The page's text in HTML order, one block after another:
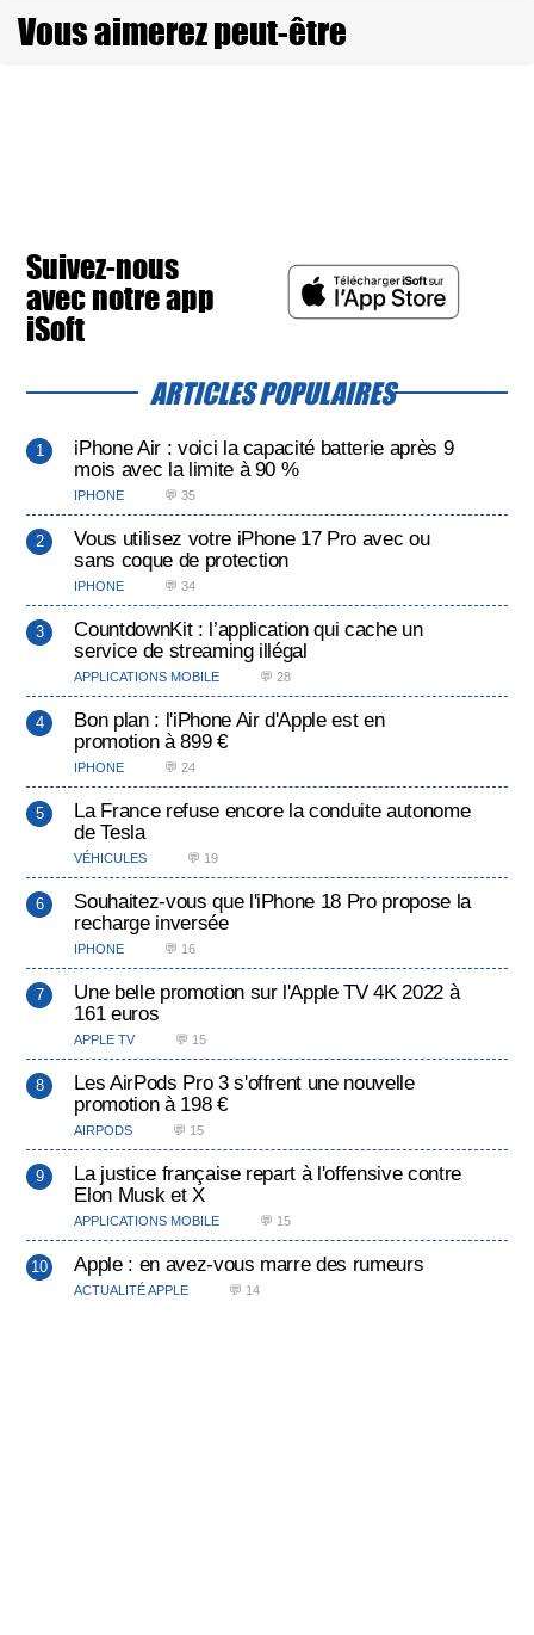
Vous aimerez peut-être
Suivez-nous
avec notre app
iSoft
ARTICLES POPULAIRES
iPhone Air : voici la capacité batterie après 9
mois avec la limite à 90 %
IPHONE 💬 35
Vous utilisez votre iPhone 17 Pro avec ou
sans coque de protection
IPHONE 💬 34
CountdownKit : l’application qui cache un
service de streaming illégal
APPLICATIONS MOBILE 💬 28
Bon plan : l'iPhone Air d'Apple est en
promotion à 899 €
IPHONE 💬 24
La France refuse encore la conduite autonome
de Tesla
VÉHICULES 💬 19
Souhaitez-vous que l'iPhone 18 Pro propose la
recharge inversée
IPHONE 💬 16
Une belle promotion sur l'Apple TV 4K 2022 à
161 euros
APPLE TV 💬 15
Les AirPods Pro 3 s'offrent une nouvelle
promotion à 198 €
AIRPODS 💬 15
La justice française repart à l'offensive contre
Elon Musk et X
APPLICATIONS MOBILE 💬 15
Apple : en avez-vous marre des rumeurs
ACTUALITÉ APPLE 💬 14